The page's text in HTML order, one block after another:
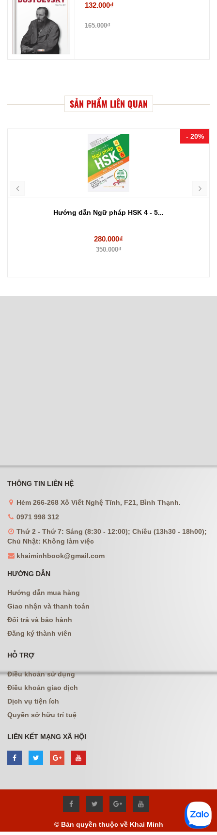
132.000₫
165.000₫
SẢN PHẨM LIÊN QUAN
- 20%
Hướng dẫn Ngữ pháp HSK 4 - 5...
280.000₫
350.000₫
THÔNG TIN LIÊN HỆ
Hẻm 266-268 Xô Viết Nghệ Tĩnh, F21, Bình Thạnh.
0971 998 312
Thứ 2 - Thứ 7: Sáng (8:30 - 12:00); Chiều (13h30 - 18h00);
Chủ Nhật: Không làm việc
khaiminhbook@gmail.com
HƯỚNG DẪN
Hướng dẫn mua hàng
Giao nhận và thanh toán
Đổi trả và bảo hành
Đăng ký thành viên
HỖ TRỢ
Điều khoản sử dụng
Điều khoản giao dịch
Dịch vụ tiện ích
Quyền sở hữu trí tuệ
LIÊN KẾT MẠNG XÃ HỘI
© Bản quyền thuộc về Khai Minh